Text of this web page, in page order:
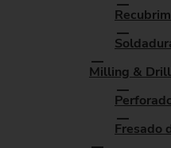
Milling &
Fresado